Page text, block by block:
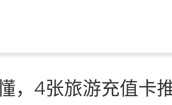
，4张旅游充值卡